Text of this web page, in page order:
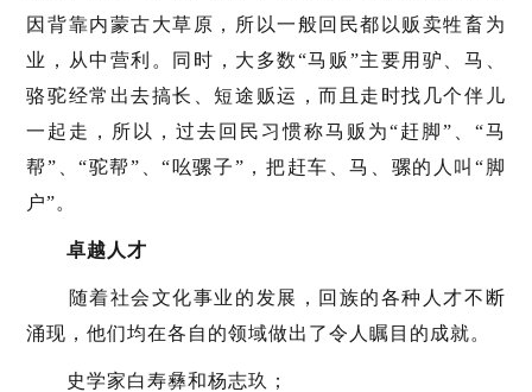
因背靠内蒙古大草原，所以一般回民都以贩卖牲畜为
业，从中营利。同时，大多数“马贩”主要用驴、马、
骆驼经常出去搞长、短途贩运，而且走时找几个伴儿
一起走，所以，过去回民习惯称马贩为“赶脚”、“马
帮”、“驼帮”、“吆骡子”，把赶车、马、骡的人叫“脚
户”。
卓越人才
随着社会文化事业的发展，回族的各种人才不断
涌现，他们均在各自的领域做出了令人瞩目的成就。
史学家白寿彝和杨志玖；